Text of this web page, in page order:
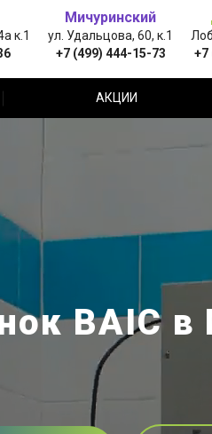
к.1
Мичуринский
ул. Удальцова, 60, к.1
+7 (499) 444-15-73
+7
АКЦИИ
BAIC в